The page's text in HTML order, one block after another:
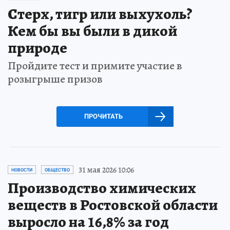
Стерх, тигр или выхухоль?
Кем бы вы были в дикой
природе
Пройдите тест и примите участие в
розыгрыше призов
ПРОЧИТАТЬ
НОВОСТИ ОБЩЕСТВО 31 мая 2026 10:06
Производство химических
веществ в Ростовской области
выросло на 16,8% за год